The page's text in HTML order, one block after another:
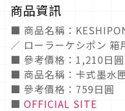
商品資訊
■ 商品名稱：
／ ローラーケシポン 箱
■ 參考價格：1,210日圓
■ 商品名稱：卡式墨水
■ 參考價格：759日圓
■ OFFICIAL SITE